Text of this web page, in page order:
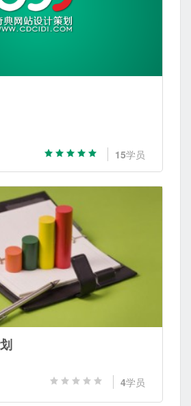
15学员
4学员